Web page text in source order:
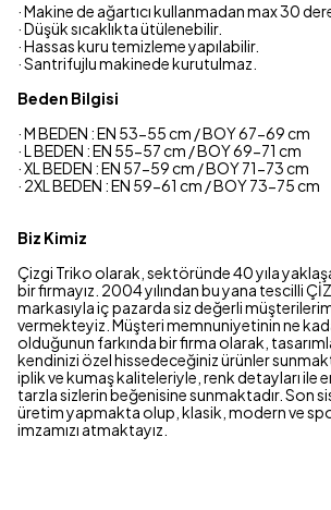
· Makine de ağartıcı kullanmadan max 30
· Düşük sıcaklıkta ütülenebilir.
· Hassas kuru temizleme yapılabilir.
· Santrifujlu makinede kurutulmaz.
Beden Bilgisi
· M BEDEN : EN 53-55 cm / BOY 67-69 cm
· L BEDEN : EN 55-57 cm / BOY 69-71 cm
· XL BEDEN : EN 57-59 cm / BOY 71-73 cm
· 2XL BEDEN : EN 59-61 cm / BOY 73-75 cm
Biz Kimiz
Çizgi Triko olarak, sektöründe 40 yıla
bir firmayız. 2004 yılından bu yana tescilli
markasıyla iç pazarda siz değerli
vermekteyiz. Müşteri memnuniyetinin ne
olduğunun farkında bir firma olarak,
kendinizi özel hissedeceğiniz ürünler
iplik ve kumaş kaliteleriyle, renk detayları ile
tarzla sizlerin beğenisine sunmaktadır. Son
üretim yapmakta olup, klasik, modern ve
imzamızı atmaktayız.